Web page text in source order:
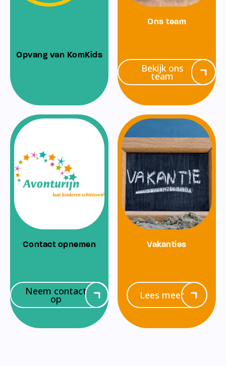
Opvang van KomKids
Ons team
Bekijk ons
team
Contact opnemen
Neem contact
op
Vakanties
Lees meer